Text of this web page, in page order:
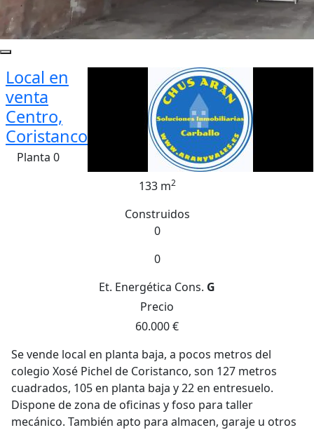
Local en
venta
Centro,
Coristanco
Planta 0
133 m2
Construidos
0
0
Et. Energética Cons. G
Precio
60.000 €
Se vende local en planta baja, a pocos metros del
colegio Xosé Pichel de Coristanco, son 127 metros
cuadrados, 105 en planta baja y 22 en entresuelo.
Dispone de zona de oficinas y foso para taller
mecánico. También apto para almacen, garaje u otros